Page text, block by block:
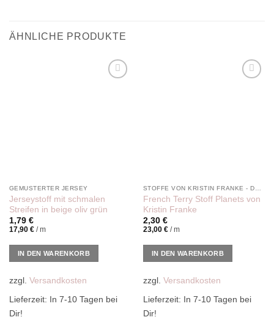
ÄHNLICHE PRODUKTE
GEMUSTERTER JERSEY
Jerseystoff mit schmalen
Streifen in beige oliv grün
1,79 €
17,90 €/m
IN DEN WARENKORB
zzgl. Versandkosten
Lieferzeit: In 7-10 Tagen bei
Dir!
STOFFE VON KRISTIN FRANKE - DER PINKE KNOPF
French Terry Stoff Planets von
Kristin Franke
2,30 €
23,00 €/m
IN DEN WARENKORB
zzgl. Versandkosten
Lieferzeit: In 7-10 Tagen bei
Dir!